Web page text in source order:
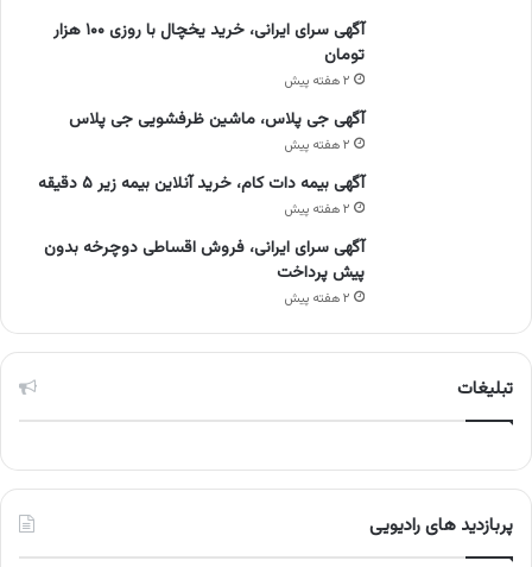
آگهی سرای ایرانی، خرید یخچال با روزی ۱۰۰ هزار
تومان
۲ هفته پیش
آگهی جی پلاس، ماشین ظرفشویی جی پلاس
۲ هفته پیش
آگهی بیمه دات کام، خرید آنلاین بیمه زیر ۵ دقیقه
۲ هفته پیش
آگهی سرای ایرانی، فروش اقساطی دوچرخه بدون
پیش پرداخت
۲ هفته پیش
تبلیغات
پربازدید های رادیویی